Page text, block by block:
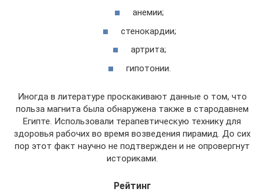
анемии;
стенокардии;
артрита;
гипотонии.
Иногда в литературе проскакивают данные о том, что
польза магнита была обнаружена также в стародавнем
Египте. Использовали терапевтическую технику для
здоровья рабочих во время возведения пирамид. До сих
пор этот факт научно не подтвержден и не опровергнут
историками.
Рейтинг